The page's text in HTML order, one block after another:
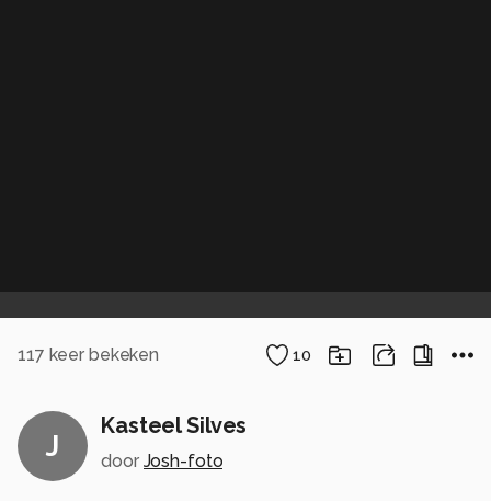
117 keer bekeken 10
J
Kasteel Silves
door Josh-foto